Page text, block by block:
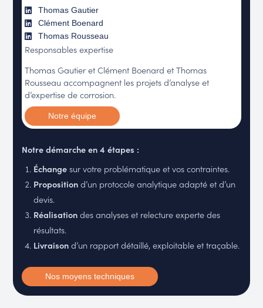
Thomas Gautier
Clément Boenard
Thomas Rousseau
Responsables expertise
Thomas Gautier et Clément Boenard et Thomas
Rousseau accompagnent les projets d’analyse et
d’expertise de corrosion.
Notre équipe
Notre démarche en 4 étapes :
Échangesur votre problématique et vos contraintes.
Propositiond’un protocole analytique adapté et d’un
devis.
Réalisationdes analyses et relecture experte des
résultats.
Livraisond’un rapport détaillé, exploitable et traçable.
Nos moyens techniques